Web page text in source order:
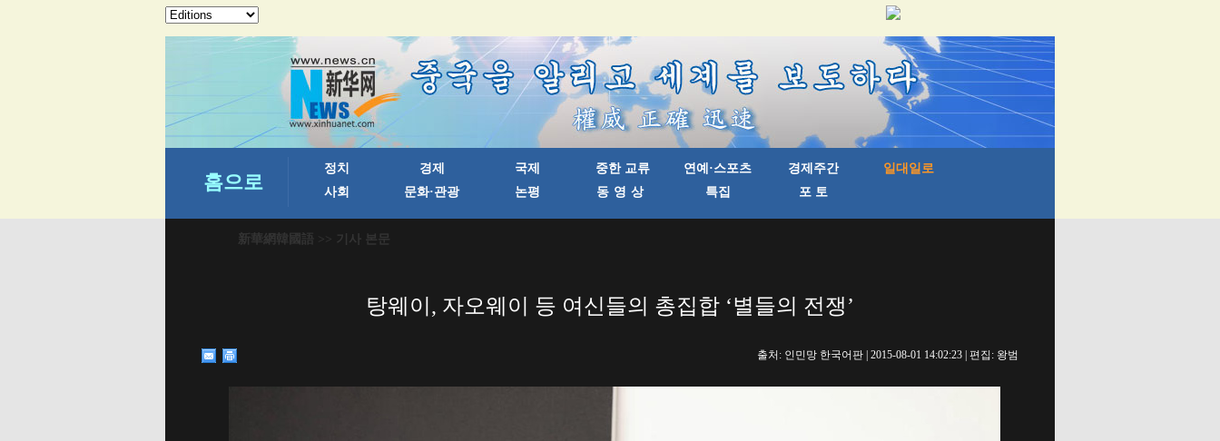
新華網韓國語 >> 기사 본문
탕웨이, 자오웨이 등 여신들의 총집합 ‘별들의 전쟁’
출처: 인민망 한국어판 | 2015-08-01 14:02:23 | 편집: 왕범